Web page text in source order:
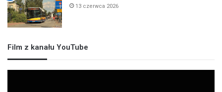
13 czerwca 2026
Film z kanału YouTube